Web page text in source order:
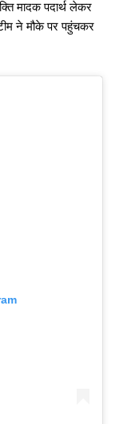
मादक पदार्थ लेकर
टीम ने मौके पर पहुंचकर